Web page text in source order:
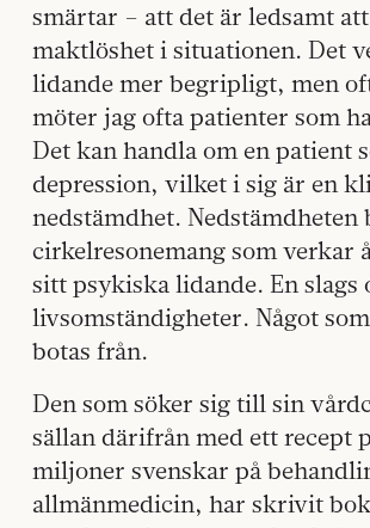
smärtar – att det är ledsamt
maktlöshet i situationen. Det
lidande mer begripligt, men
möter jag ofta patienter som
Det kan handla om en patient
depression, vilket i sig är en
nedstämdhet.
cirkelresonemang som
sitt psykiska lidande. En slags
livsomständigheter. Något
botas från.
Den som söker sig till sin
sällan därifrån med ett recept
miljoner svenskar på
allmänmedicin, har skrivit